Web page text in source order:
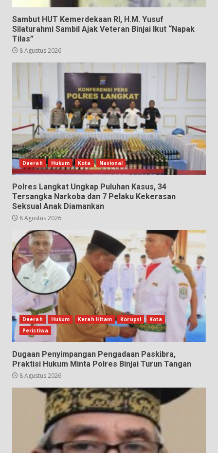
Sambut HUT Kemerdekaan RI, H.M. Yusuf
Silaturahmi Sambil Ajak Veteran Binjai Ikut “Napak
Tilas”
8 Agustus 2026
Daerah Hukum Kota Nasional
Polres Langkat Ungkap Puluhan Kasus, 34
Tersangka Narkoba dan 7 Pelaku Kekerasan
Seksual Anak Diamankan
8 Agustus 2026
Daerah Hukum Kerah Hitam Korupsi
Kota
Peristiwa
Dugaan Penyimpangan Pengadaan Paskibra,
Praktisi Hukum Minta Polres Binjai Turun Tangan
8 Agustus 2026